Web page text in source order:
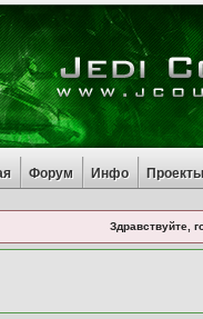
Форум Инфо
Здравствуйте,